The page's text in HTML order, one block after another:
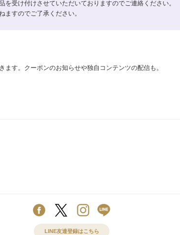
受け付けさせていただいておりますのでご連絡ください。
すのでご了承ください。
す。クーポンのお知らせや独自コンテンツの配信も。
LINE友達登録はこちら